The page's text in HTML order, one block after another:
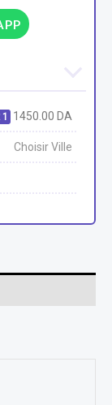
1 1450.00 DA
Choisir Ville